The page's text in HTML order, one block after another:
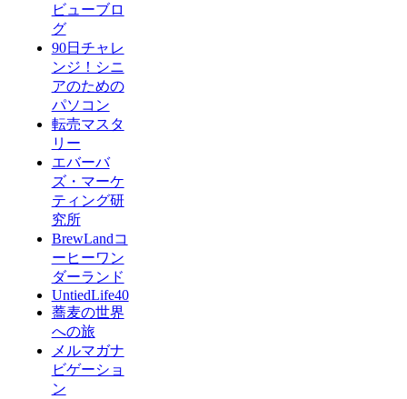
ビューブロ
グ
90日チャレ
ンジ！シニ
アのための
パソコン
転売マスタ
リー
エバーバ
ズ・マーケ
ティング研
究所
BrewLandコ
ーヒーワン
ダーランド
UntiedLife40
蕎麦の世界
への旅
メルマガナ
ビゲーショ
ン